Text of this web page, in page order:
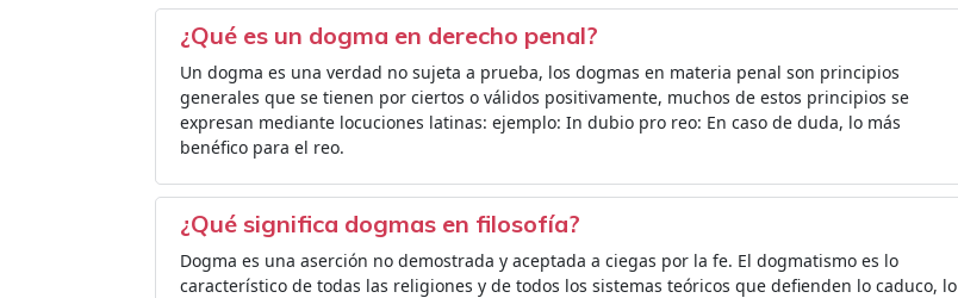
¿Qué es un dogma en derecho penal?
Un dogma es una verdad no sujeta a prueba, los dogmas en materia penal son principios
generales que se tienen por ciertos o válidos positivamente, muchos de estos principios se
expresan mediante locuciones latinas: ejemplo: In dubio pro reo: En caso de duda, lo más
benéfico para el reo.
¿Qué significa dogmas en filosofía?
Dogma es una aserción no demostrada y aceptada a ciegas por la fe. El dogmatismo es lo
característico de todas las religiones y de todos los sistemas teóricos que defienden lo caduco, lo